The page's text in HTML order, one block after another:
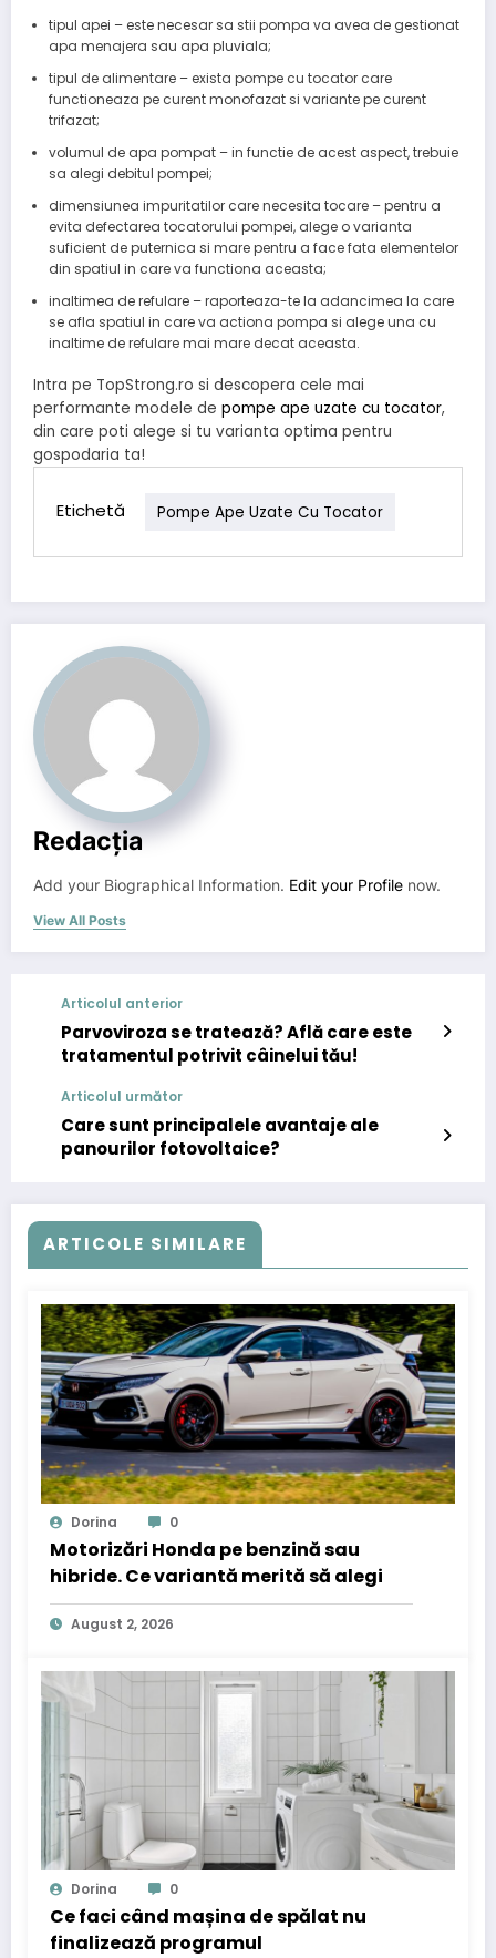
tipul apei – este necesar sa stii pompa va avea de gestionat
apa menajera sau apa pluviala;
tipul de alimentare – exista pompe cu tocator care
functioneaza pe curent monofazat si variante pe curent
trifazat;
volumul de apa pompat – in functie de acest aspect, trebuie
sa alegi debitul pompei;
dimensiunea impuritatilor care necesita tocare – pentru a
evita defectarea tocatorului pompei, alege o varianta
suficient de puternica si mare pentru a face fata elementelor
din spatiul in care va functiona aceasta;
inaltimea de refulare – raporteaza-te la adancimea la care
se afla spatiul in care va actiona pompa si alege una cu
inaltime de refulare mai mare decat aceasta.
Intra pe TopStrong.ro si descopera cele mai
performante modele de pompe ape uzate cu tocator,
din care poti alege si tu varianta optima pentru
gospodaria ta!
Etichetă Pompe Ape Uzate Cu Tocator
Redacția
Add your Biographical Information. Edit your Profile now.
View All Posts
Articolul anterior
Parvoviroza se tratează? Află care este
tratamentul potrivit câinelui tău!
Articolul următor
Care sunt principalele avantaje ale
panourilor fotovoltaice?
ARTICOLE SIMILARE
Dorina 0
Motorizări Honda pe benzină sau
hibride. Ce variantă merită să alegi
August 2, 2026
Dorina 0
Ce faci când mașina de spălat nu
finalizează programul